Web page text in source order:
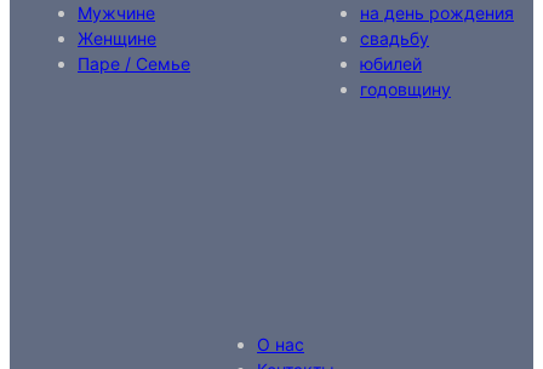
Мужчине
Женщине
Паре / Семье
на день рождения
свадьбу
юбилей
годовщину
О нас